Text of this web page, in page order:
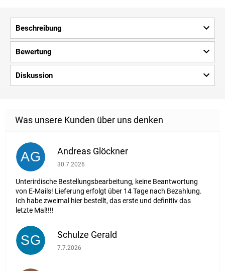
Beschreibung
Bewertung
Diskussion
AG Andreas Glöckner
Die Shop-Bewertung beträgt 1 von 5 Sternen.
30.7.2026
Unterirdische Bestellungsbearbeitung, keine Beantwortung
von E-Mails! Lieferung erfolgt über 14 Tage nach Bezahlung.
Ich habe zweimal hier bestellt, das erste und definitiv das
letzte Mal!!!!
SG Schulze Gerald
Die Shop-Bewertung beträgt 5 von 5 Sternen.
7.7.2026